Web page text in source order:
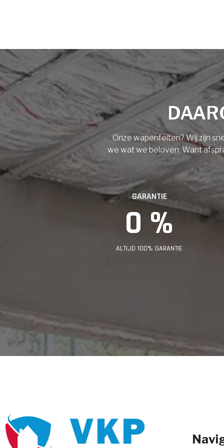
Dakisolatie
Gevelisolatie
Vorige Volgende
E-mail
Telefoonnummer
Onze wapenfeiten? Wij zijn
we wat we beloven. Want
GARANTIE
0 %
ALTIJD 100% GARANTIE